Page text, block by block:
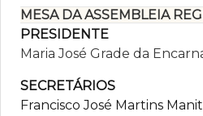
MESA DA ASSEMBLEIA
PRESIDENTE
Maria José Grade da
SECRETÁRIOS
Francisco José Martins